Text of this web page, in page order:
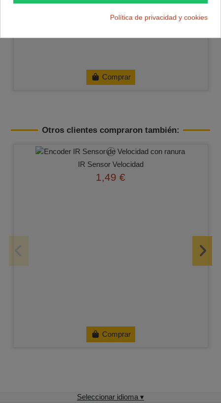
Comprar
Otros clientes compraron también:
IR Sensor Velocidad
1,49 €
Comprar
Seleccionar idioma ▾
Política de privacidad y cookies